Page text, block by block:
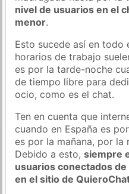
nivel de usuarios en el
menor.
Esto sucede así en todo
horarios de trabajo
es por la tarde-noche
de tiempo libre para
ocio, como es el chat.
Ten en cuenta que
cuando en España es
es por la mañana, por
Debido a esto,siempre
usuarios conectados
en el sitio de